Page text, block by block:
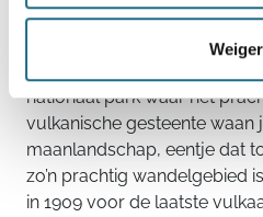
je met ‘El Teide’ de hoogste
Canarische eilandengroep
nationaal park waar het
vulkanische gesteente waan
maanlandschap, eentje dat
zo’n prachtig wandelgebied
in 1909 voor de laatste